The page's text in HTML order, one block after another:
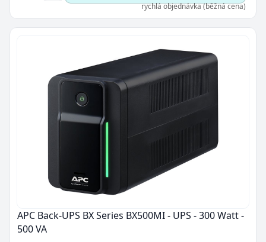
rychlá objednávka (běžná cena)
APC Back-UPS BX Series BX500MI - UPS - 300 Watt -
500 VA